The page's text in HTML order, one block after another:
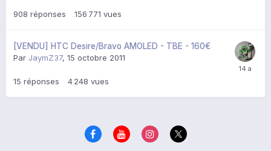
908 réponses 156 771 vues
[VENDU] HTC Desire/Bravo AMOLED - TBE - 160€
Par JaymZ37, 15 octobre 2011
15 réponses 4 248 vues